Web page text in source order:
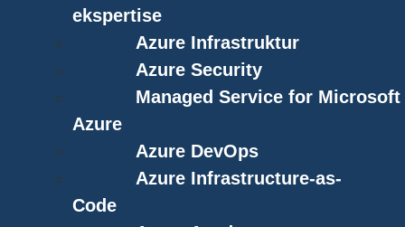
ekspertise
Azure Infrastruktur
Azure Security
Managed Service for Microsoft
Azure
Azure DevOps
Azure Infrastructure-as-
Code